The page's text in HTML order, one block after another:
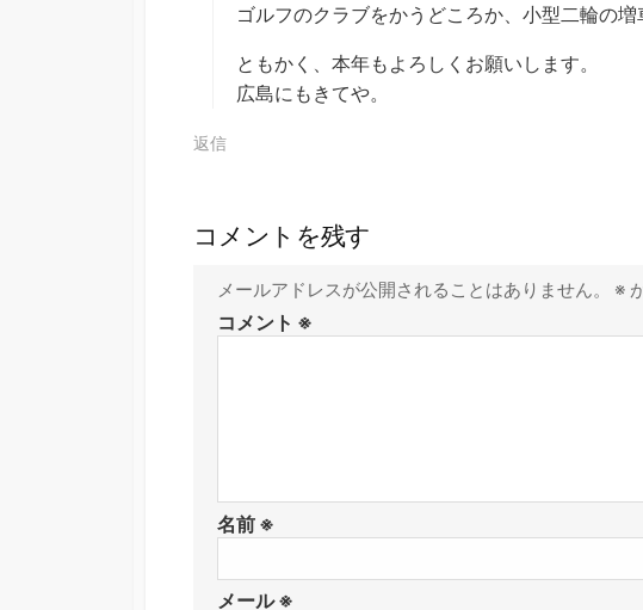
ゴルフのクラブをかうどころか、小型二輪の増
ともかく、本年もよろしくお願いします。
広島にもきてや。
返信
コメントを残す
メールアドレスが公開されることはありません。 ※
コメント ※
名前 ※
メール※